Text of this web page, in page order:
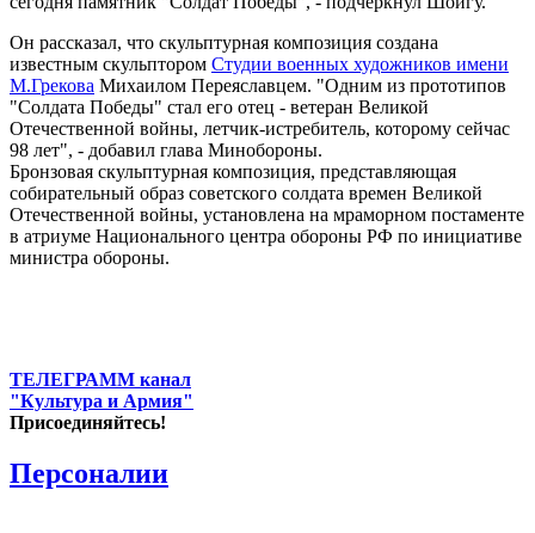
Он рассказал, что скульптурная композиция создана
известным скульптором Студии военных художников имени
М.Грекова Михаилом Переяславцем. "Одним из прототипов
"Солдата Победы" стал его отец - ветеран Великой
Отечественной войны, летчик-истребитель, которому сейчас
98 лет", - добавил глава Минобороны.
Бронзовая скульптурная композиция, представляющая
собирательный образ советского солдата времен Великой
Отечественной войны, установлена на мраморном постаменте
в атриуме Национального центра обороны РФ по инициативе
министра обороны.
ТЕЛЕГРАММ канал
"Культура и Армия"
Присоединяйтесь!
Персоналии